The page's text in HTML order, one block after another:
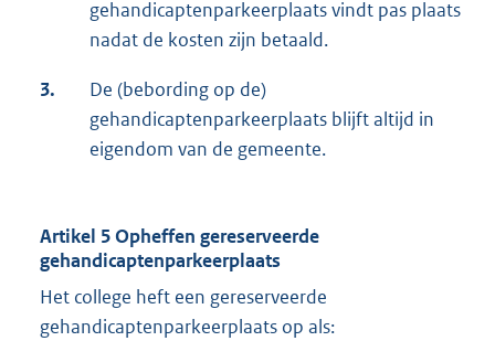
gehandicaptenparkeerplaats vindt pas plaats
nadat de kosten zijn betaald.
3.
De (bebording op de)
gehandicaptenparkeerplaats blijft altijd in
eigendom van de gemeente.
Artikel 5 Opheffen gereserveerde
gehandicaptenparkeerplaats
Het college heft een gereserveerde
gehandicaptenparkeerplaats op als: